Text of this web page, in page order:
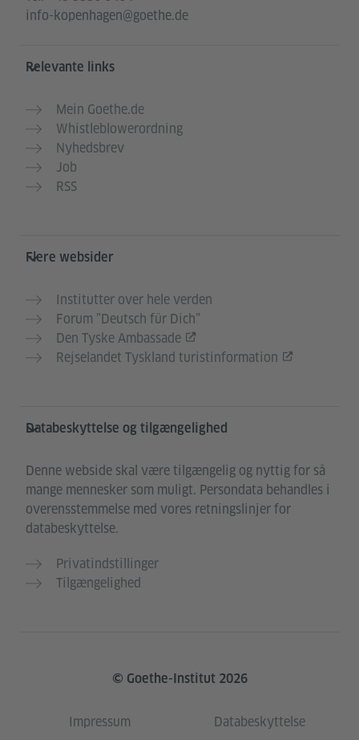
info-kopenhagen@goethe.de
Relevante links
Mein Goethe.de
Whistleblowerordning
Nyhedsbrev
Job
RSS
Flere websider
Institutter over hele verden
Forum ”Deutsch für Dich”
Den Tyske Ambassade
Rejselandet Tyskland turistinformation
Databeskyttelse og tilgængelighed
Denne webside skal være tilgængelig og nyttig for så
mange mennesker som muligt. Persondata behandles i
overensstemmelse med vores retningslinjer for
databeskyttelse.
Privatindstillinger
Tilgængelighed
© Goethe-Institut 2026
Impressum Databeskyttelse